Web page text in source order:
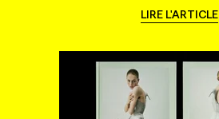
LIRE L'ARTICLE